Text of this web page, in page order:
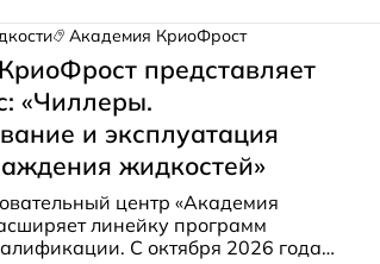
применения на рыболовных
холодоснабжения.
Академия КриоФрост
представляет
«Чиллеры.
и эксплуатация
жидкостей»
центр «Академия
линейку программ
С октября 2026 года